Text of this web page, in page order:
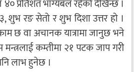
प्रतिशत भाग्यबल रहेको देखिन्छ ।
रङ सेतो र शुभ दिशा उत्तर हो ।
छ वा अचानक यात्रामा जानुछ भने
कम्तीमा २१ पटक जाप गरी
लाभ हुनेछ ।